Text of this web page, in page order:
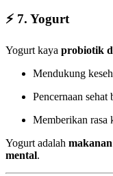
⚡ 7. Yogurt
Yogurt kaya probiotik
Mendukung
Pencernaan sehat
Memberikan rasa
Yogurt adalah
mental.